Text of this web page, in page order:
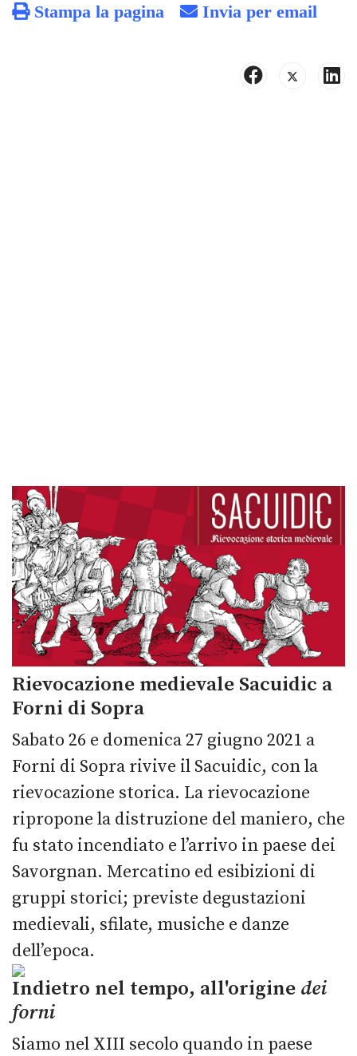
Stampa la pagina Invia per email
Rievocazione medievale Sacuidic a
Forni di Sopra
Sabato 26 e domenica 27 giugno 2021 a
Forni di Sopra rivive il Sacuidic, con la
rievocazione storica. La rievocazione
ripropone la distruzione del maniero, che
fu stato incendiato e l’arrivo in paese dei
Savorgnan. Mercatino ed esibizioni di
gruppi storici; previste degustazioni
medievali, sfilate, musiche e danze
dell’epoca.
Indietro nel tempo, all'origine dei
forni
Siamo nel XIII secolo quando in paese